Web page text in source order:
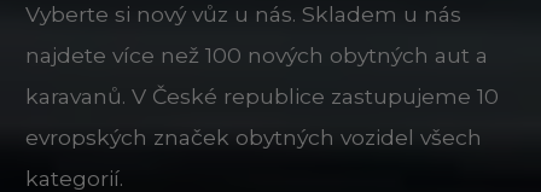
Vyberte si nový vůz u nás. Skladem u nás
najdete více než 100 nových obytných aut a
karavanů. V České republice zastupujeme 10
evropských značek obytných vozidel všech
kategorií.